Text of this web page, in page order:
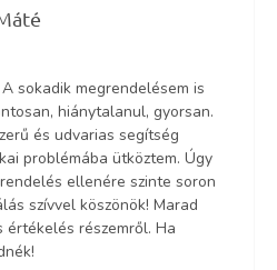
5-ből 5 csillag.
sokadik megrendelésem is
hiánytalanul, gyorsan.
és udvarias segítség
problémába ütköztem. Úgy
ellenére szinte soron
szívvel köszönök! Marad
részemről. Ha